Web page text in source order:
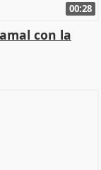
00:28
con la